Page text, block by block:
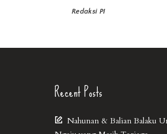
Redaksi PI
Recent Posts
Nahunan & Balian Balaku